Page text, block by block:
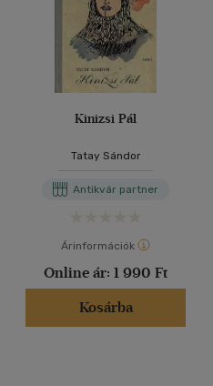
Kinizsi Pál
Tatay Sándor
Antikvár partner
Árinformációk
Online ár: 1 990 Ft
Kosárba